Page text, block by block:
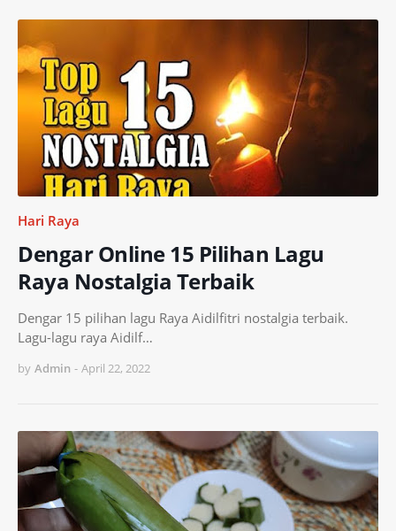
Hari Raya
Dengar Online 15 Pilihan Lagu
Raya Nostalgia Terbaik
Dengar 15 pilihan lagu Raya Aidilfitri nostalgia terbaik.
Lagu-lagu raya Aidilf…
by Admin - April 22, 2022